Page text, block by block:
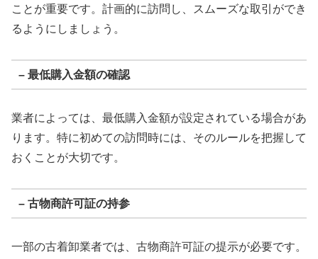
ことが重要です。計画的に訪問し、スムーズな取引ができ
るようにしましょう。
– 最低購入金額の確認
業者によっては、最低購入金額が設定されている場合があ
ります。特に初めての訪問時には、そのルールを把握して
おくことが大切です。
– 古物商許可証の持参
一部の古着卸業者では、古物商許可証の提示が必要です。